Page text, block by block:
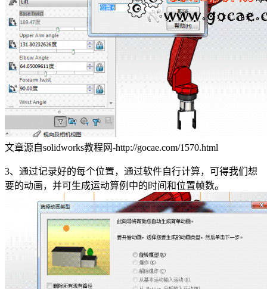
文章源自solidworks教程网-http://gocae.com/1570.html
3、通过记录好的每个位置，通过软件自行计算，可得我们想
要的动画，并可生成运动算例中的时间和位置帧数。